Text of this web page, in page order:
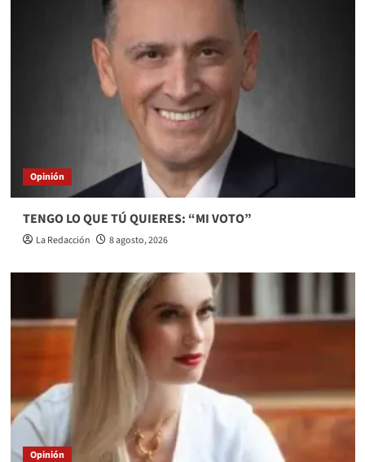
Opinión
TENGO LO QUE TÚ QUIERES: “MI VOTO”
La Redacción 8 agosto, 2026
Opinión